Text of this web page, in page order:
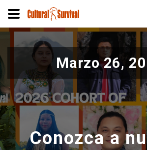
Pasar
al
contenido
principal
Marzo 26,
Conozca a